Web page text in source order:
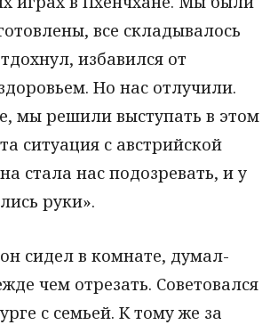
все складывалось
избавился от
Но нас отлучили.
мы решили выступать в этом
ситуация с австрийской
стала нас подозревать, и у
руки».
сидел в комнате, думал-
чем отрезать. Советовался
с семьей. К тому же за